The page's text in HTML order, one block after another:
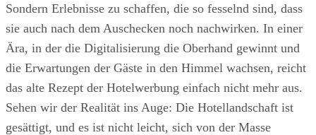
Sondern Erlebnisse zu schaffen, die so fesselnd sind, dass
sie auch nach dem Auschecken noch nachwirken. In einer
Ära, in der die Digitalisierung die Oberhand gewinnt und
die Erwartungen der Gäste in den Himmel wachsen, reicht
das alte Rezept der Hotelwerbung einfach nicht mehr aus.
Sehen wir der Realität ins Auge: Die Hotellandschaft ist
gesättigt, und es ist nicht leicht, sich von der Masse